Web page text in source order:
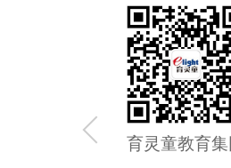
育灵童教育集